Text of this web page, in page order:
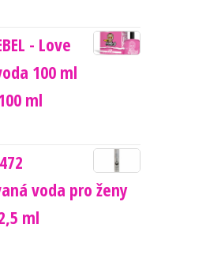
- Love
100 ml
ml
voda pro ženy
ml